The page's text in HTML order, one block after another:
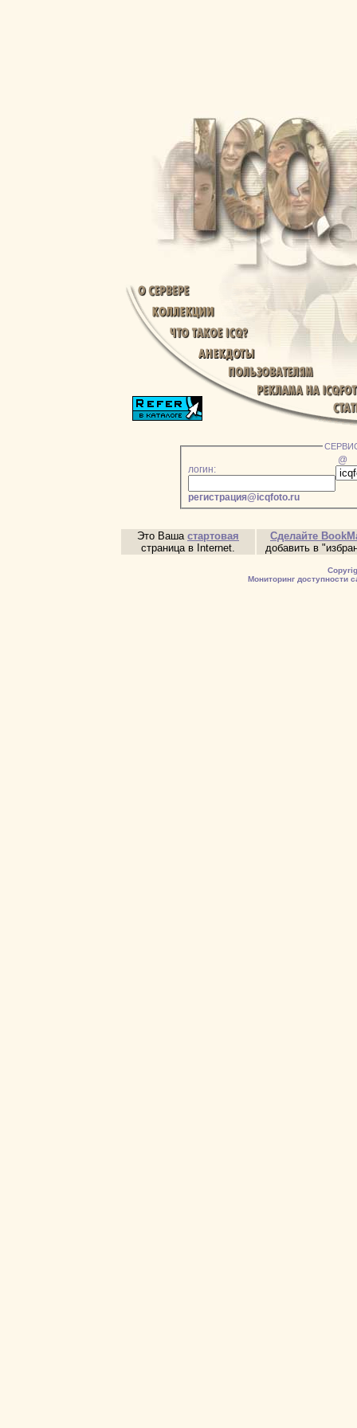
логин:
@
регистрация@icqfoto.ru
Это Ваша стартовая
страница в Internet.
Сделайте
добавить в
Мониторинг доступности